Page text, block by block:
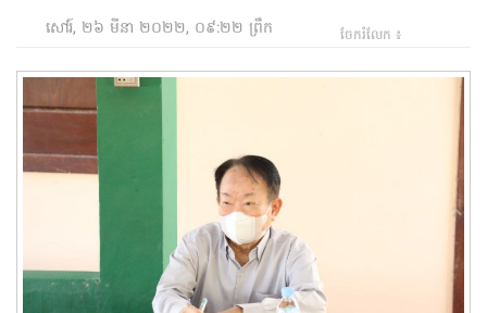
សៅរ៍, ២៦ មីនា ២០២២, ០៩:២២ ព្រឹក ចែករំលែក ៖